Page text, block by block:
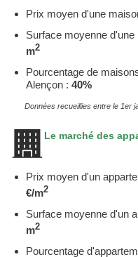
Prix moyen d'une
Surface moyenne
m2
Pourcentage de
Alençon : 40%
Données recueillies entre le 1er
Le marché des
Prix moyen d'un
€/m2
Surface moyenne d'un
m2
Pourcentage